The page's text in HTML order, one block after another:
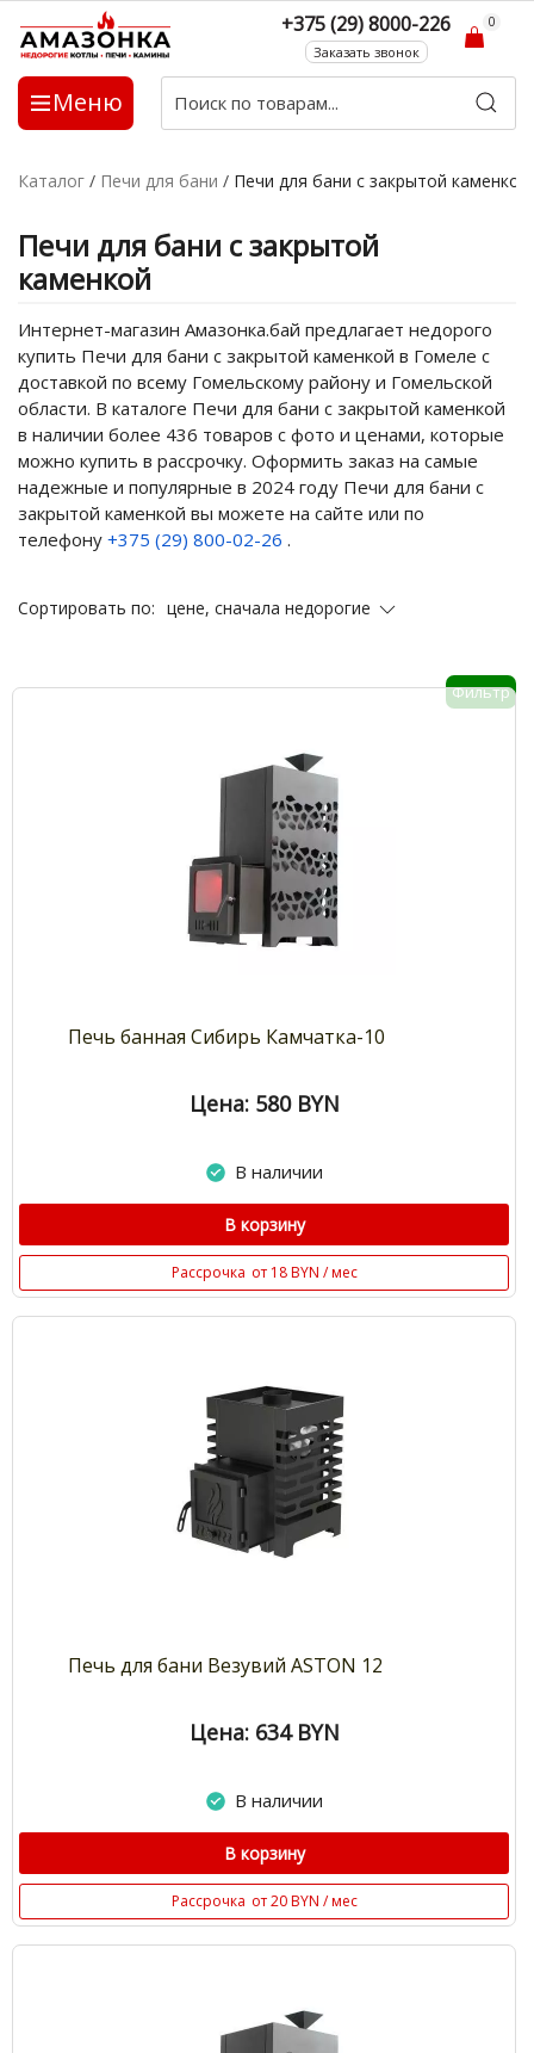
Меню
+375 (29) 8000-226
Заказать звонок
0
Каталог / Печи для бани / Печи для бани с закрытой каменкой
Печи для бани с закрытой
каменкой
Интернет-магазин Амазонка.бай предлагает недорого
купить Печи для бани с закрытой каменкой в Гомеле с
доставкой по всему Гомельскому району и Гомельской
области. В каталоге Печи для бани с закрытой каменкой
в наличии более 436 товаров с фото и ценами, которые
можно купить в рассрочку. Оформить заказ на самые
надежные и популярные в 2024 году Печи для бани с
закрытой каменкой вы можете на сайте или по
телефону +375 (29) 800-02-26 .
Сортировать по: цене, сначала недорогие
Фильтр
Печь банная Сибирь Камчатка-10
Цена: 580 BYN
В наличии
В корзину
Рассрочка от 18 BYN / мес
Печь для бани Везувий ASTON 12
Цена: 634 BYN
В наличии
В корзину
Рассрочка от 20 BYN / мес